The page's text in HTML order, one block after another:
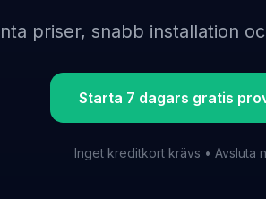
priser, snabb installation
Starta 7 dagars gratis
Inget kreditkort krävs • Avsluta